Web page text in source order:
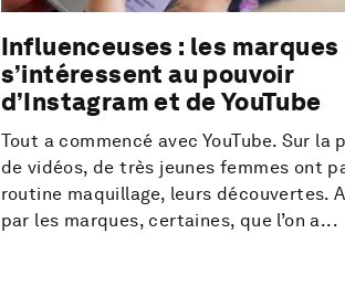
Influenceuses : les marques
s’intéressent au pouvoir
d’Instagram et de YouTube
Tout a commencé avec YouTube. Sur la
de vidéos, de très jeunes femmes ont
routine maquillage, leurs découvertes.
par les marques, certaines, que l’on a...